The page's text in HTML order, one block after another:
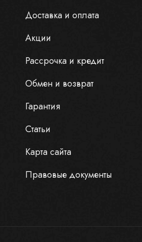
Доставка и оплата
Акции
Рассрочка и кредит
Обмен и возврат
Гарантия
Статьи
Карта сайта
Правовые документы